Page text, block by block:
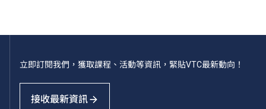
立即訂閱我們，獲取課程、活動等資訊，緊貼VTC最新動向！
接收最新資訊